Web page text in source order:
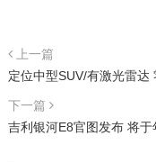
上一篇
定位中型SUV/有激光雷达
下一篇
吉利银河E8官图发布 将于